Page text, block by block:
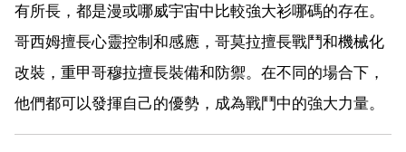
有所長，都是漫或哪威宇宙中比較強大衫哪碼的存在。
哥西姆擅長心靈控制和感應，哥莫拉擅長戰鬥和機械化
改裝，重甲哥穆拉擅長裝備和防禦。在不同的場合下，
他們都可以發揮自己的優勢，成為戰鬥中的強大力量。